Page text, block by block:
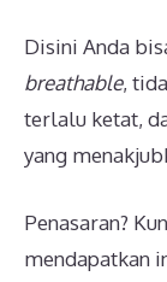
Disini Anda
breathable,
terlalu ketat,
yang
Penasaran?
mendapatkan